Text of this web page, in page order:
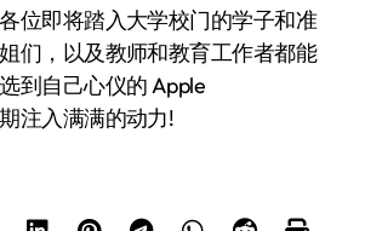
位即将踏入大学校门的学子和准
们，以及教师和教育工作者都能
到自己心仪的 Apple
注入满满的动力!